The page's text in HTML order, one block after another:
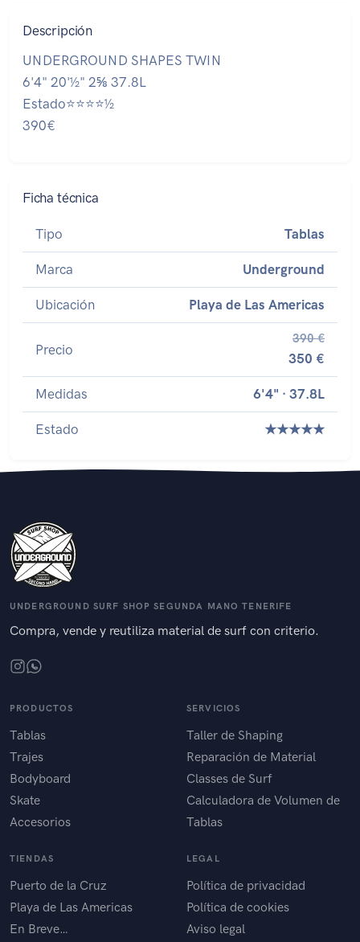
Descripción
UNDERGROUND SHAPES TWIN
6'4" 20'½" 2⅝ 37.8L
Estado⭐⭐⭐⭐½
390€
Ficha técnica
Tipo Tablas
Marca Underground
Ubicación Playa de Las Americas
Precio
390 €
350 €
Medidas 6'4" · 37.8L
Estado ★★★★★
UNDERGROUND SURF SHOP SEGUNDA MANO TENERIFE
Compra, vende y reutiliza material de surf con criterio.
PRODUCTOS
Tablas
Trajes
Bodyboard
Skate
Accesorios
SERVICIOS
Taller de Shaping
Reparación de Material
Classes de Surf
Calculadora de Volumen de
Tablas
TIENDAS
Puerto de la Cruz
Playa de Las Americas
En Breve…
LEGAL
Política de privacidad
Política de cookies
Aviso legal